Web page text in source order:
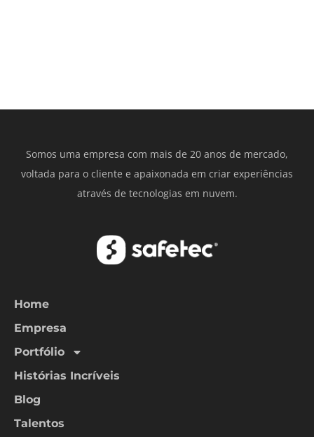
Somos uma empresa com mais de 20 anos de mercado,
voltada para o cliente e apaixonada em criar experiências
através de tecnologias em nuvem.
Home
Empresa
Portfólio
Histórias Incríveis
Blog
Talentos